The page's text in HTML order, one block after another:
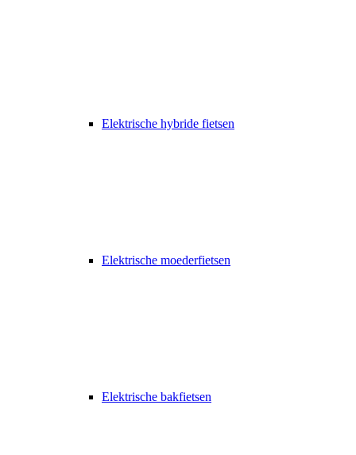
Elektrische hybride fietsen
Elektrische moederfietsen
Elektrische bakfietsen